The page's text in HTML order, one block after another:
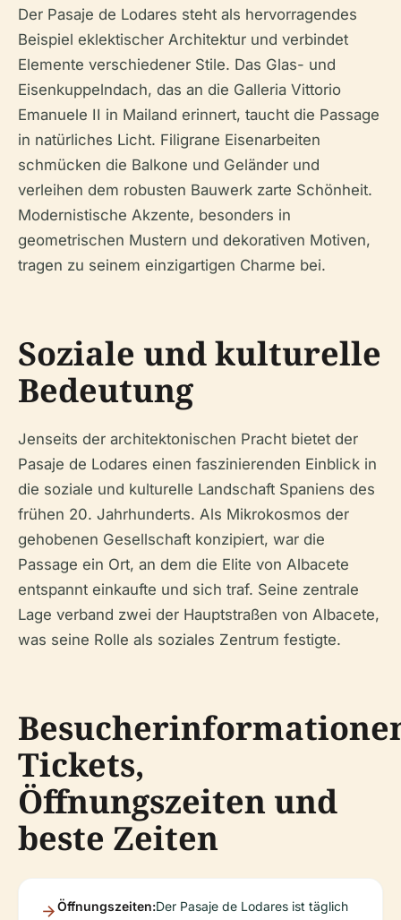
Der Pasaje de Lodares steht als hervorragendes
Beispiel eklektischer Architektur und verbindet
Elemente verschiedener Stile. Das Glas- und
Eisenkuppelndach, das an die Galleria Vittorio
Emanuele II in Mailand erinnert, taucht die Passage
in natürliches Licht. Filigrane Eisenarbeiten
schmücken die Balkone und Geländer und
verleihen dem robusten Bauwerk zarte Schönheit.
Modernistische Akzente, besonders in
geometrischen Mustern und dekorativen Motiven,
tragen zu seinem einzigartigen Charme bei.
Soziale und kulturelle
Bedeutung
Jenseits der architektonischen Pracht bietet der
Pasaje de Lodares einen faszinierenden Einblick in
die soziale und kulturelle Landschaft Spaniens des
frühen 20. Jahrhunderts. Als Mikrokosmos der
gehobenen Gesellschaft konzipiert, war die
Passage ein Ort, an dem die Elite von Albacete
entspannt einkaufte und sich traf. Seine zentrale
Lage verband zwei der Hauptstraßen von Albacete,
was seine Rolle als soziales Zentrum festigte.
Tickets,
Öffnungszeiten und
beste Zeiten
Öffnungszeiten:Der Pasaje de Lodares ist täglich